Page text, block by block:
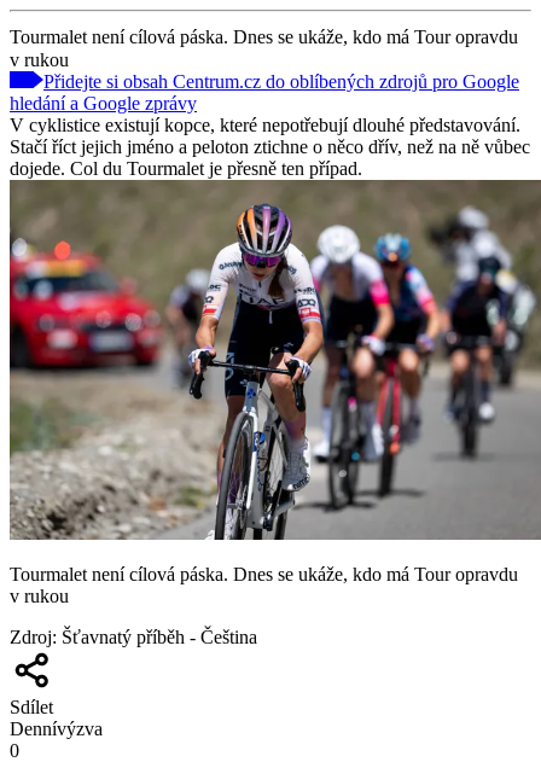
Tourmalet není cílová páska. Dnes se ukáže, kdo má Tour opravdu
v rukou
Přidejte si obsah Centrum.cz do oblíbených zdrojů pro Google
hledání a Google zprávy
V cyklistice existují kopce, které nepotřebují dlouhé představování.
Stačí říct jejich jméno a peloton ztichne o něco dřív, než na ně vůbec
dojede. Col du Tourmalet je přesně ten případ.
Tourmalet není cílová páska. Dnes se ukáže, kdo má Tour opravdu
v rukou
Zdroj: Šťavnatý příběh - Čeština
Sdílet
Dennívýzva
0